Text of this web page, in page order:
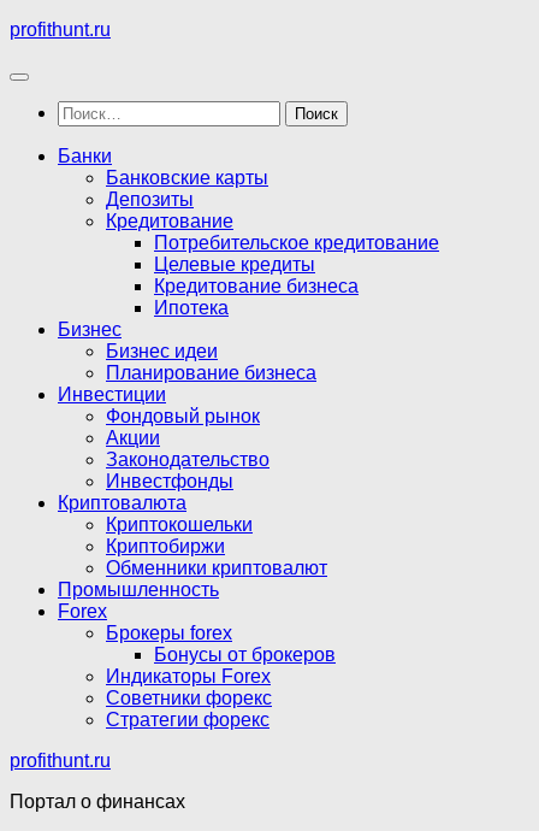
Перейти
содержимому
profithunt.ru
Найти:
Банки
Банковские карты
Депозиты
Кредитование
Потребительское кредитование
Целевые кредиты
Кредитование бизнеса
Ипотека
Бизнес
Бизнес идеи
Планирование бизнеса
Инвестиции
Фондовый рынок
Акции
Законодательство
Инвестфонды
Криптовалюта
Криптокошельки
Криптобиржи
Обменники криптовалют
Промышленность
Forex
Брокеры forex
Бонусы от брокеров
Индикаторы Forex
Советники форекс
Стратегии форекс
profithunt.ru
Портал о финансах